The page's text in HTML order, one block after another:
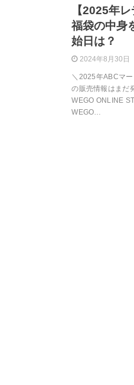
【2025年
福袋の中身
始日は？
2024年8月30日
＼2025年ABCマ
の販売情報はまだ
WEGO ONLINE
WEGO…